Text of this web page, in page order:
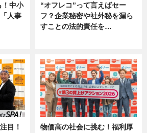
！中小
人事
“オフレコ”って言えばセー
フ？企業秘密や社外秘を漏ら
すことの法的責任を…
目！
物価高の社会に挑む！福利厚